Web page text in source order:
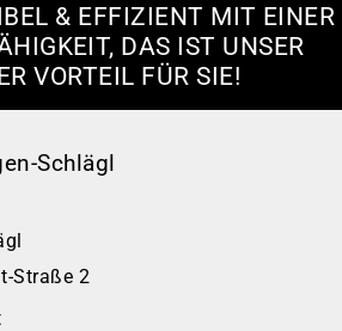
& EFFIZIENT MIT EINER
DAS IST UNSER
VORTEIL FÜR SIE!
Schlägl
Straße 2